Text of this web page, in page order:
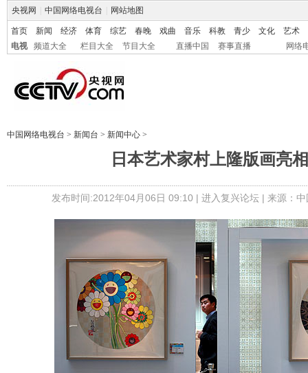
央视网 中国网络电视台 网站地图
首页 新闻 经济 体育 综艺 春晚 戏曲 音乐 科教 青少 文化
艺术
电视
频道大全 栏目大全 节目大全 直播中国 赛事直播 网络
中国网络电视台 > 新闻台 > 新闻中心 >
日本艺术家村上隆版画亮
发布时间:2012年04月06日 09:10 | 进入复兴论坛| 来源：